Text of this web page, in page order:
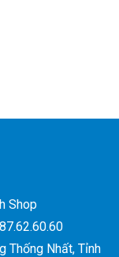
Shop
Thống Nhất, Tỉnh